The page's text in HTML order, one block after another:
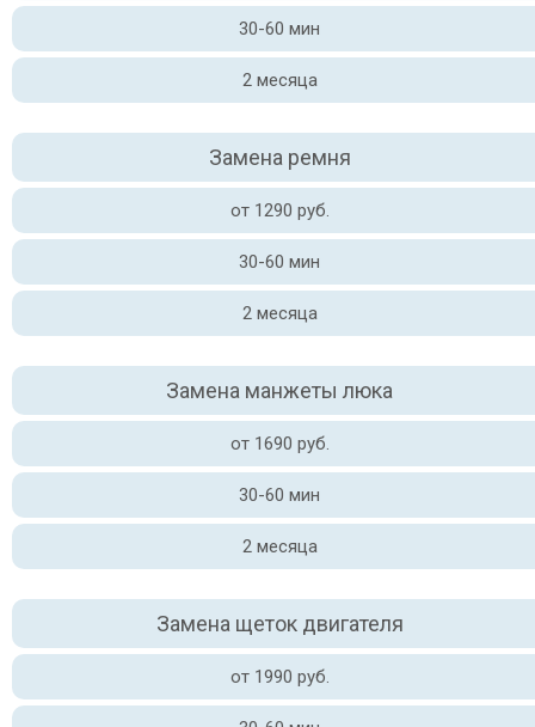
30-60 мин
2 месяца
Замена ремня
от 1290 руб.
30-60 мин
2 месяца
Замена манжеты люка
от 1690 руб.
30-60 мин
2 месяца
Замена щеток двигателя
от 1990 руб.